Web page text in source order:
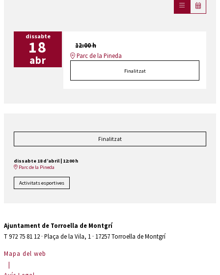
dissabte
18
abr
12:00 h
Parc de la Pineda
Finalitzat
Finalitzat
dissabte 18 d’abril
12:00 h
Parc de la Pineda
Activitats esportives
Ajuntament de Torroella de Montgrí
T 972 75 81 12 · Plaça de la Vila, 1 · 17257 Torroella de Montgrí
Mapa del web
|